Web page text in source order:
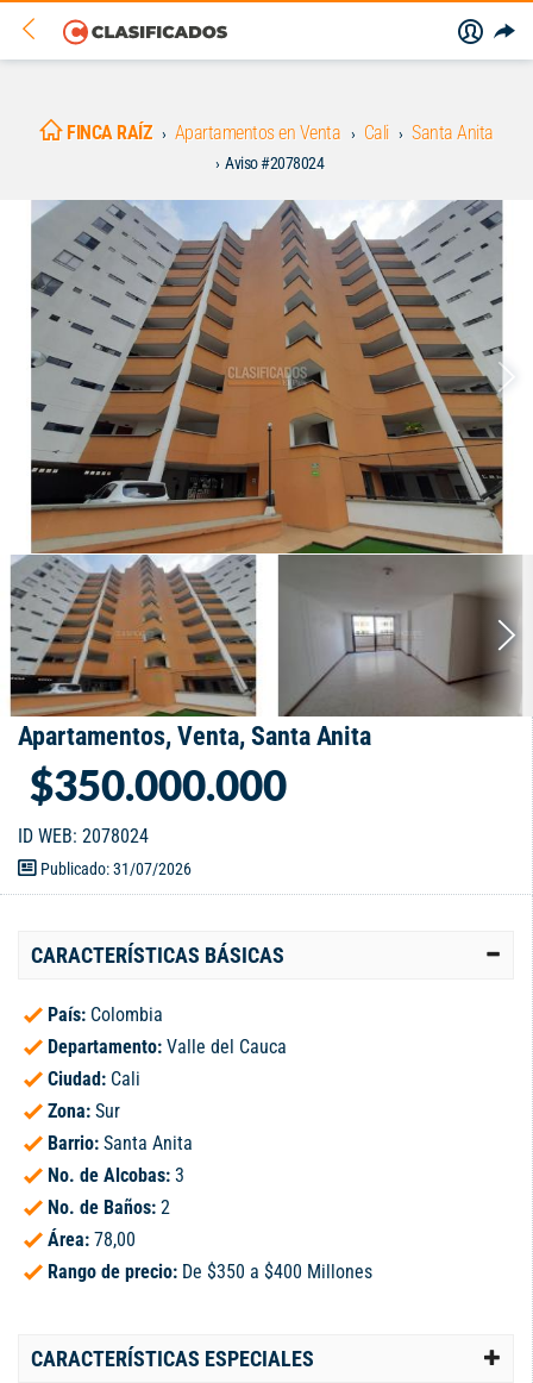
FINCA RAÍZ Apartamentos en Venta Cali Santa Anita
Aviso #2078024
Apartamentos, Venta, Santa Anita
$350.000.000
ID WEB: 2078024
Publicado: 31/07/2026
CARACTERÍSTICAS BÁSICAS
País: Colombia
Departamento: Valle del Cauca
Ciudad: Cali
Zona: Sur
Barrio: Santa Anita
No. de Alcobas: 3
No. de Baños: 2
Área: 78,00
Rango de precio: De $350 a $400 Millones
CARACTERÍSTICAS ESPECIALES